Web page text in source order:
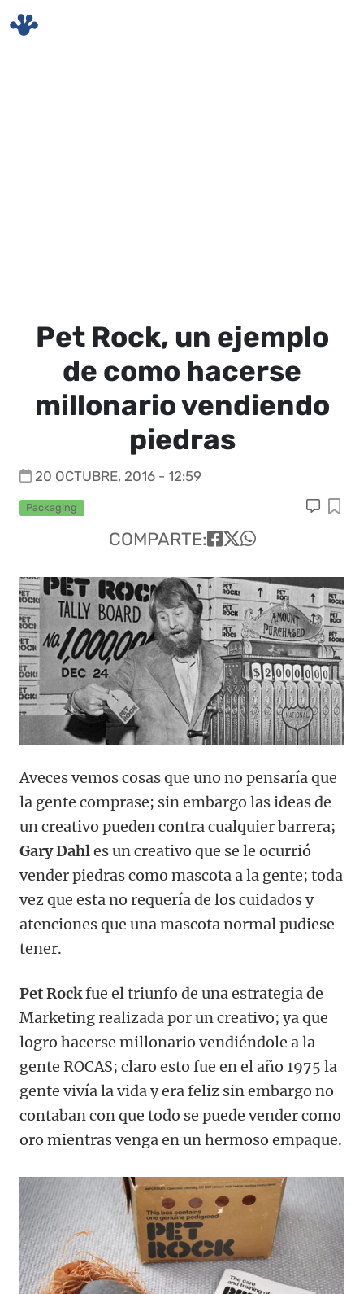
Pet Rock, un ejemplo
de como hacerse
millonario vendiendo
piedras
20 OCTUBRE, 2016 - 12:59
Packaging
COMPARTE:
Aveces vemos cosas que uno no pensaría que
la gente comprase; sin embargo las ideas de
un creativo pueden contra cualquier barrera;
Gary Dahles un creativo que se le ocurrió
vender piedras como mascota a la gente; toda
vez que esta no requería de los cuidados y
atenciones que una mascota normal pudiese
tener.
Pet Rockfue el triunfo de una estrategia de
Marketing realizada por un creativo; ya que
logro hacerse millonario vendiéndole a la
gente ROCAS; claro esto fue en el año 1975 la
gente vivía la vida y era feliz sin embargo no
contaban con que todo se puede vender como
oro mientras venga en un hermoso empaque.